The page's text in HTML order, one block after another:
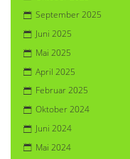
September 2025
Juni 2025
Mai 2025
April 2025
Februar 2025
Oktober 2024
Juni 2024
Mai 2024